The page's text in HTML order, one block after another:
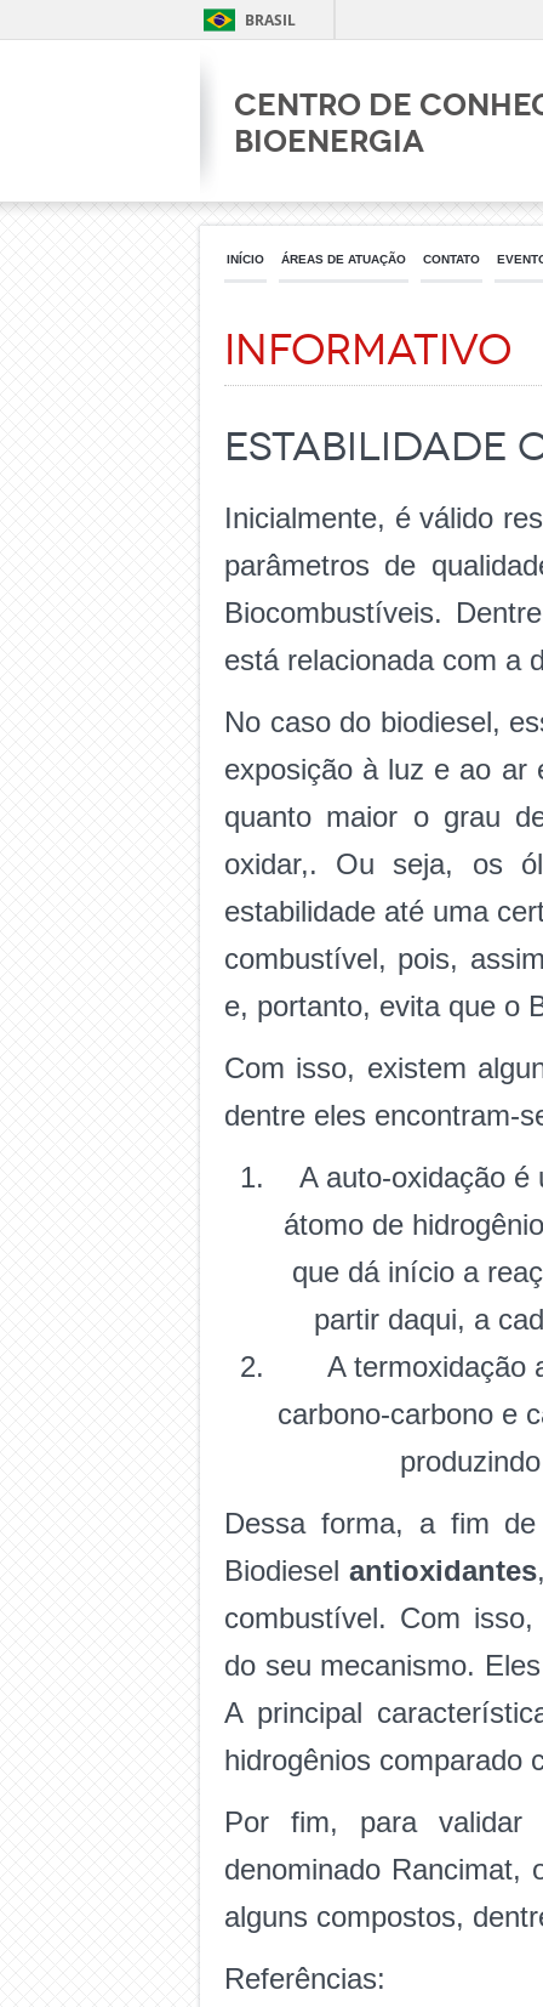
BRASIL
Centro de
Bioenergia
INÍCIO ÁREAS DE ATUAÇÃO CONTATO
Informativo
Estabilidade
Inicialmente, é válido
parâmetros de
Biocombustíveis.
está relacionada com a
No caso do biodiesel,
exposição à luz e ao ar
quanto maior o grau
oxidar,. Ou seja, os
estabilidade até uma
combustível, pois,
e, portanto, evita que o
Com isso, existem
dentre eles encontram-
A auto-oxidação é
átomo de
que dá início a
partir daqui, a
A termoxidação
carbono-carbono e
Dessa forma, a fim
Biodiesel antioxidantes
combustível. Com
do seu mecanismo.
A principal
hidrogênios comparado
Por fim, para validar
denominado Rancimat,
alguns compostos,
Referências: